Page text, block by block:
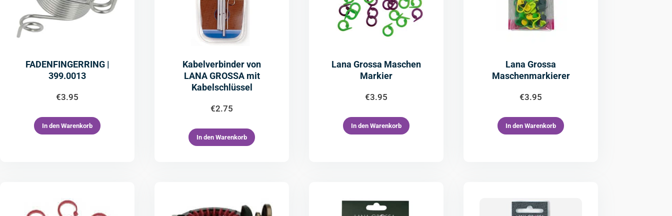
FADENFINGERRING |
399.0013
€3.95
In den Warenkorb
Kabelverbinder von
LANA GROSSA mit
Kabelschlüssel
€2.75
In den Warenkorb
Lana Grossa Maschen
Markier
€3.95
In den Warenkorb
Lana Grossa
Maschenmarkierer
€3.95
In den Warenkorb